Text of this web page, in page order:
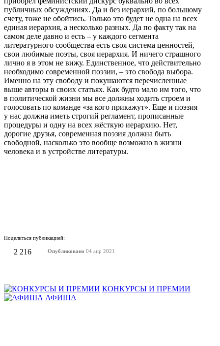
публичных обсуждениях. Да и без иерархий, по большому
счету, тоже не обойтись. Только это будет не одна на всех
единая иерархия, а несколько разных. Да по факту так на
самом деле давно и есть – у каждого сегмента
литературного сообщества есть своя система ценностей,
свои любимые поэты, своя иерархия. И ничего страшного
лично я в этом не вижу. Единственное, что действительно
необходимо современной поэзии, – это свобода выбора.
Именно на эту свободу и покушаются перечисленные
выше авторы в своих статьях. Как будто мало им того, что
в политической жизни мы все должны ходить строем и
голосовать по команде «за кого прикажут». Еще и поэзия
у нас должна иметь строгий регламент, прописанные
процедуры и одну на всех жёсткую иерархию. Нет,
дорогие друзья, современная поэзия должна быть
свободной, насколько это вообще возможно в жизни
человека и в устройстве литературы.
Поделиться публикацией:
2 216 Опубликовано 04 апр 2021
КОНКУРСЫ И ПРЕМИИ
АФИША